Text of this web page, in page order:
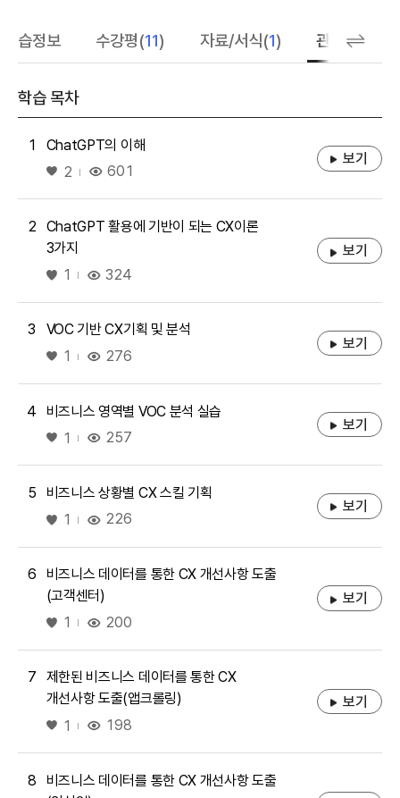
학습정보 수강평(11) 자료/서식(1) 관련 추천 학
학습 목차
1
ChatGPT의 이해
좋아요
2 601
보기
2
ChatGPT 활용에 기반이 되는 CX이론
3가지
좋아요
1 324
보기
3
VOC 기반 CX기획 및 분석
좋아요
1 276
보기
4
비즈니스 영역별 VOC 분석 실습
좋아요
1 257
보기
5
비즈니스 상황별 CX 스킬 기획
좋아요
1 226
보기
6
비즈니스 데이터를 통한 CX 개선사항 도출
(고객센터)
좋아요
1 200
보기
7
제한된 비즈니스 데이터를 통한 CX
개선사항 도출(앱크롤링)
좋아요
1 198
보기
8
비즈니스 데이터를 통한 CX 개선사항 도출